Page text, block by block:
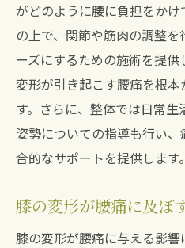
がどのように腰に負担をか
の上で、関節や筋肉の調整
ーズにするための施術を提
変形が引き起こす腰痛を根
す。さらに、整体では日常
姿勢についての指導も行い
合的なサポートを提供します。
膝の変形が腰痛に及ぼ
膝の変形が腰痛に与える影